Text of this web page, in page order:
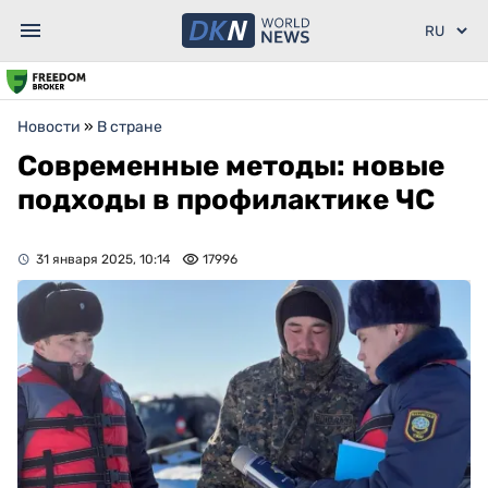
Новости » В стране
Современные методы: новые
подходы в профилактике ЧС
31 января 2025, 10:14 17996